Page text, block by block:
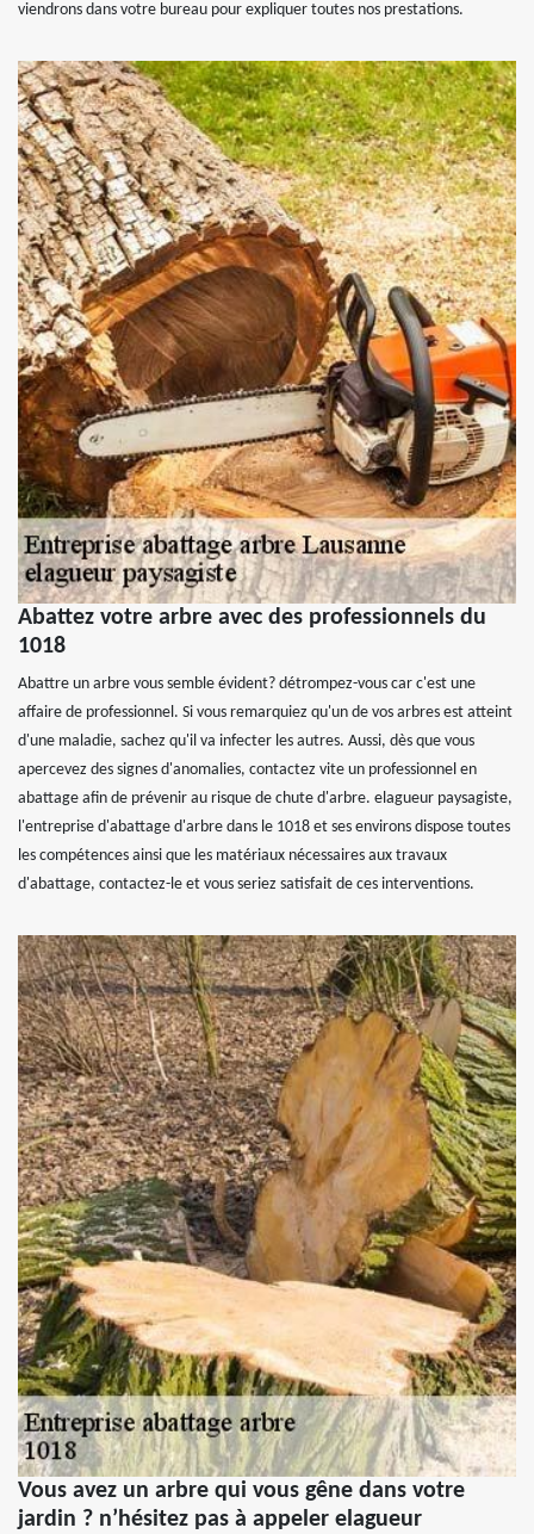
viendrons dans votre bureau pour expliquer toutes nos prestations.
Abattez votre arbre avec des professionnels du
1018
Abattre un arbre vous semble évident? détrompez-vous car c'est une
affaire de professionnel. Si vous remarquiez qu'un de vos arbres est atteint
d'une maladie, sachez qu'il va infecter les autres. Aussi, dès que vous
apercevez des signes d'anomalies, contactez vite un professionnel en
abattage afin de prévenir au risque de chute d'arbre. elagueur paysagiste,
l'entreprise d'abattage d'arbre dans le 1018 et ses environs dispose toutes
les compétences ainsi que les matériaux nécessaires aux travaux
d'abattage, contactez-le et vous seriez satisfait de ces interventions.
Vous avez un arbre qui vous gêne dans votre
jardin ? n’hésitez pas à appeler elagueur